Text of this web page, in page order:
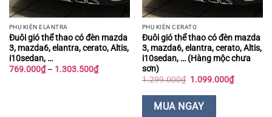
PHỤ KIỆN ELANTRA
Đuôi gió thể thao có đèn mazda
3, mazda6, elantra, cerato, Altis,
i10sedan, …
769.000₫ – 1.303.500₫Khoảng
giá:
PHỤ KIỆN CERATO
Đuôi gió thể thao có đèn mazda
3, mazda6, elantra, cerato, Altis,
i10sedan, … (Hàng mộc chưa
sơn)
1.299.000₫ Giá
là:
1.299.000₫.
1.099.000₫Giá
hiện
MUA NGAY